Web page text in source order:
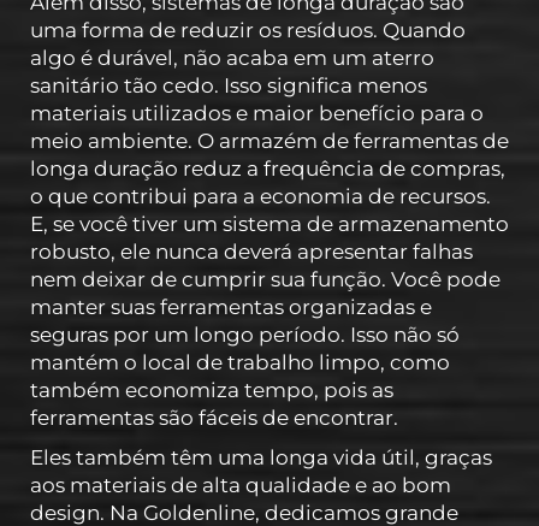
uma forma de reduzir os resíduos. Quando
algo é durável, não acaba em um aterro
sanitário tão cedo. Isso significa menos
materiais utilizados e maior benefício para o
meio ambiente. O armazém de ferramentas de
longa duração reduz a frequência de compras,
o que contribui para a economia de recursos.
E, se você tiver um sistema de armazenamento
robusto, ele nunca deverá apresentar falhas
nem deixar de cumprir sua função. Você pode
manter suas ferramentas organizadas e
seguras por um longo período. Isso não só
mantém o local de trabalho limpo, como
também economiza tempo, pois as
ferramentas são fáceis de encontrar.
Eles também têm uma longa vida útil, graças
aos materiais de alta qualidade e ao bom
design. Na Goldenline, dedicamos grande